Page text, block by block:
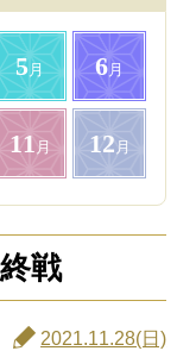
5月 6月
11 月 12 月
戦
2021.11.28(日)